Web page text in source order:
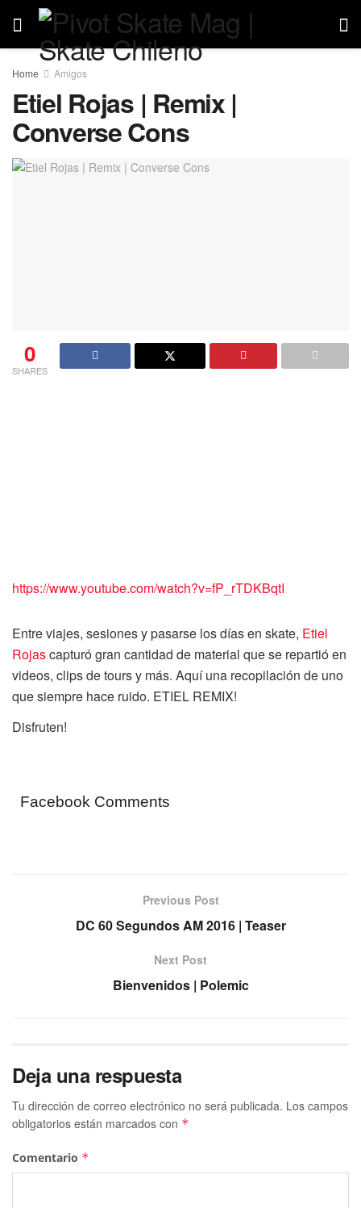
Home Amigos
Etiel Rojas | Remix |
Converse Cons
0
SHARES
https://www.youtube.com/watch?v=fP_rTDKBqtI
Entre viajes, sesiones y pasarse los días en skate, Etiel
Rojascapturó gran cantidad de material que se repartió en
videos, clips de tours y más. Aquí una recopilación de uno
que siempre hace ruido. ETIEL REMIX!
Disfruten!
Facebook Comments
Previous Post
DC 60 Segundos AM 2016 | Teaser
Next Post
Bienvenidos | Polemic
Deja una respuesta
Tu dirección de correo electrónico no será publicada. Los campos
obligatorios están marcados con *
Comentario *